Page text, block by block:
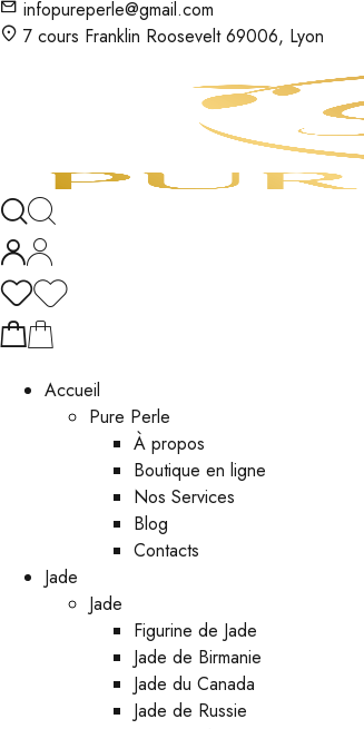
infopureperle@gmail.com
7 cours Franklin Roosevelt 69006, Lyon
Accueil
Pure Perle
À propos
Boutique en ligne
Nos Services
Blog
Contacts
Jade
Jade
Figurine de Jade
Jade de Birmanie
Jade du Canada
Jade de Russie